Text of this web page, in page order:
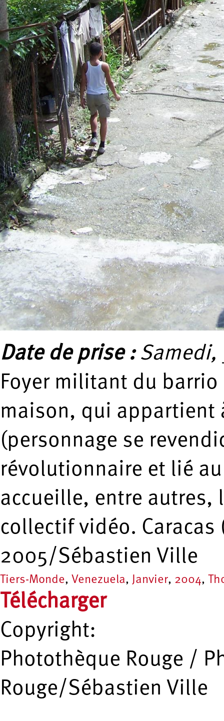
Date de prise : Samedi,
Foyer militant du barrio
maison, qui appartient
(personnage se
révolutionnaire et lié
accueille, entre autres,
collectif vidéo. Caracas
2005/Sébastien Ville
Tiers-Monde, Venezuela, Janvier, 2004,
Télécharger
Copyright:
Photothèque Rouge /
Rouge/Sébastien Ville